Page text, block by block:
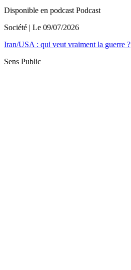
Disponible en podcast Podcast
Société | Le 09/07/2026
Iran/USA : qui veut vraiment la guerre ?
Sens Public